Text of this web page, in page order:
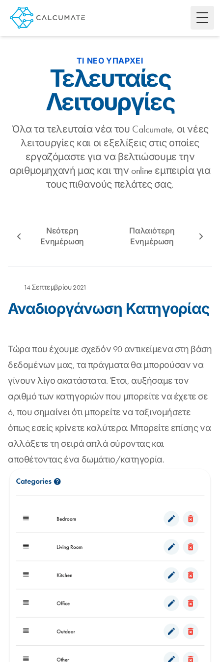
ΤΙ ΝΈΟ ΥΠΆΡΧΕΙ
Τελευταίες
Λειτουργίες
Όλα τα τελευταία νέα του Calcumate, οι νέες
λειτουργίες και οι εξελίξεις στις οποίες
εργαζόμαστε για να βελτιώσουμε την
αριθμομηχανή μας και την online εμπειρία για
τους πιθανούς πελάτες σας.
Νεότερη
Ενημέρωση
Παλαιότερη
Ενημέρωση
14 Σεπτεμβρίου 2021
Αναδιοργάνωση Κατηγορίας
Τώρα που έχουμε σχεδόν 90 αντικείμενα στη βάση
δεδομένων μας, τα πράγματα θα μπορούσαν να
γίνουν λίγο ακατάστατα. Έτσι, αυξήσαμε τον
αριθμό των κατηγοριών που μπορείτε να έχετε σε
6, που σημαίνει ότι μπορείτε να ταξινομήσετε
όπως εσείς κρίνετε καλύτερα. Μπορείτε επίσης να
αλλάξετε τη σειρά απλά σύροντας και
αποθέτοντας ένα δωμάτιο/κατηγορία.